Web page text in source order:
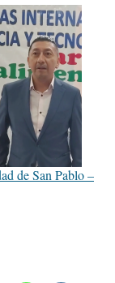
de San Pablo –